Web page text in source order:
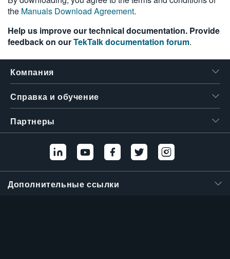
繁體中文
the Manuals Download Agreement.
Help us improve our technical documentation. Provide
feedback on ourTekTalk documentation forum.
Компания
Справка и обучение
Партнеры
Дополнительные ссылки